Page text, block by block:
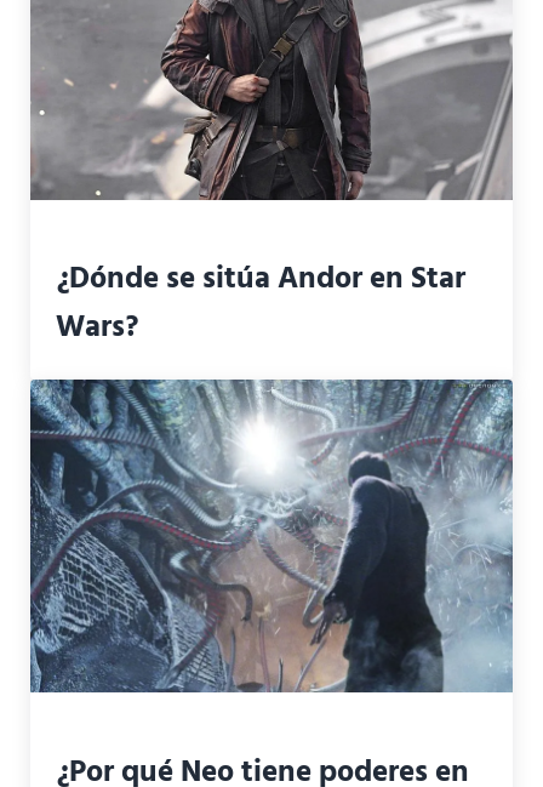
¿Dónde se sitúa Andor en Star
Wars?
¿Por qué Neo tiene poderes en